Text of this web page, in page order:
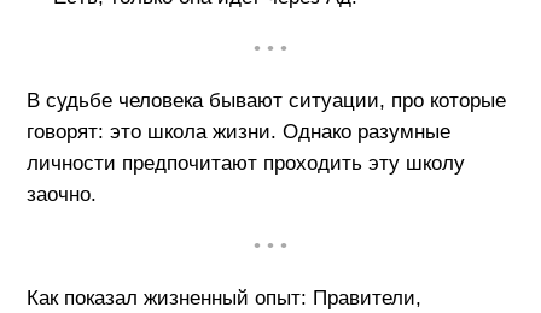
• • •
В судьбе человека бывают ситуации, про которые
говорят: это школа жизни. Однако разумные
личности предпочитают проходить эту школу
заочно.
• • •
Как показал жизненный опыт: Правители,